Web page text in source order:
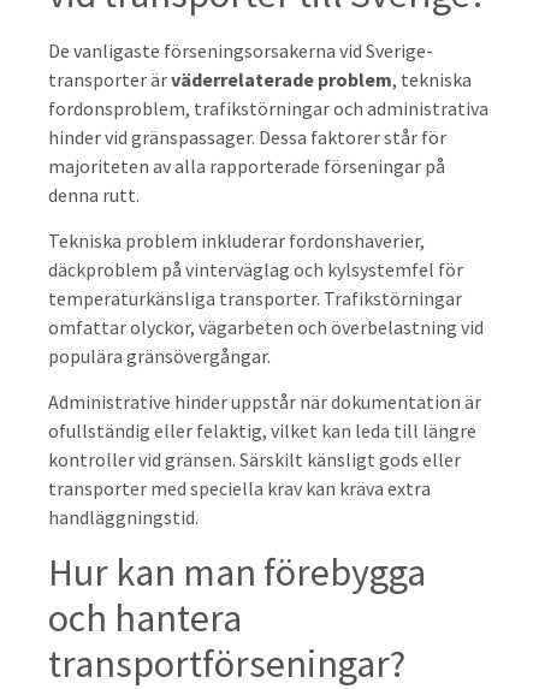
De vanligaste förseningsorsakerna vid Sverige-
transporter ärväderrelaterade problem, tekniska
fordonsproblem, trafikstörningar och administrativa
hinder vid gränspassager. Dessa faktorer står för
majoriteten av alla rapporterade förseningar på
denna rutt.
Tekniska problem inkluderar fordonshaverier,
däckproblem på vinterväglag och kylsystemfel för
temperaturkänsliga transporter. Trafikstörningar
omfattar olyckor, vägarbeten och överbelastning vid
populära gränsövergångar.
Administrative hinder uppstår när dokumentation är
ofullständig eller felaktig, vilket kan leda till längre
kontroller vid gränsen. Särskilt känsligt gods eller
transporter med speciella krav kan kräva extra
handläggningstid.
Hur kan man förebygga
och hantera
transportförseningar?